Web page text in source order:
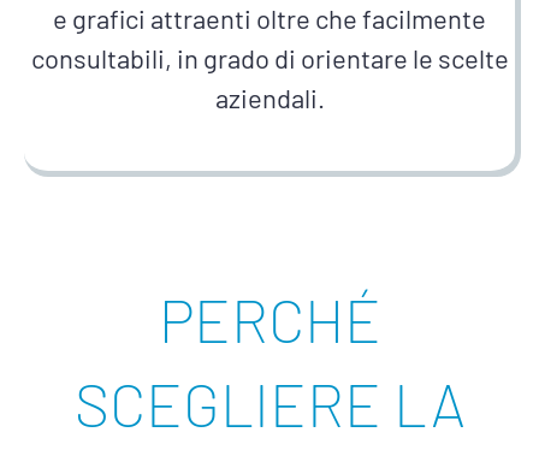
e grafici attraenti oltre che facilmente
consultabili, in grado di orientare le scelte
aziendali.
PERCHÉ
SCEGLIERE LA